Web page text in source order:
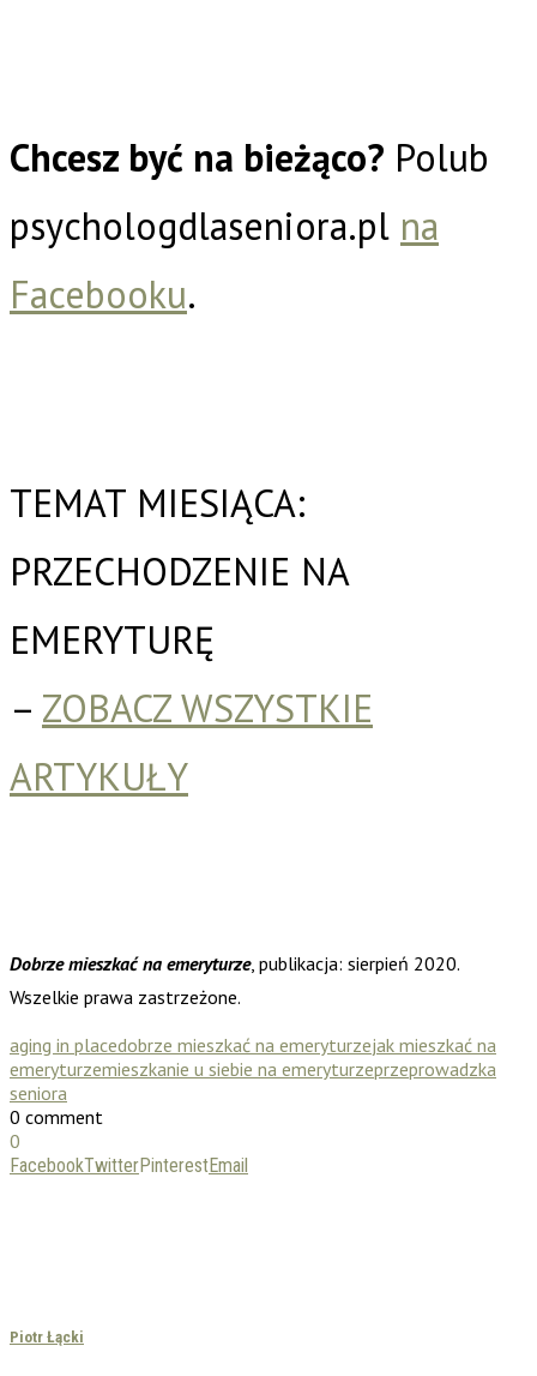
Chcesz być na bieżąco? Polub
psychologdlaseniora.pl na
Facebooku.
TEMAT MIESIĄCA:
PRZECHODZENIE NA
EMERYTURĘ
– ZOBACZ WSZYSTKIE
ARTYKUŁY
Dobrze mieszkać na emeryturze, publikacja: sierpień 2020.
Wszelkie prawa zastrzeżone.
aging in placedobrze mieszkać na emeryturzejak mieszkać na
emeryturzemieszkanie u siebie na emeryturzeprzeprowadzka
seniora
0 comment
0
FacebookTwitterPinterestEmail
Piotr Łącki